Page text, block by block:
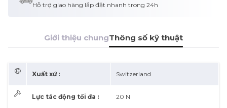
Hỗ trợ giao hàng lắp đặt nhanh trong 24h
Giới thiệu chungThông số kỹ thuật
Xuất xứ : Switzerland
Lực tác động tối đa : 20 N